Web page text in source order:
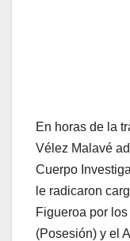
En horas de la
Vélez Malavé
Cuerpo
le radicaron
Figueroa por
(Posesión) y el